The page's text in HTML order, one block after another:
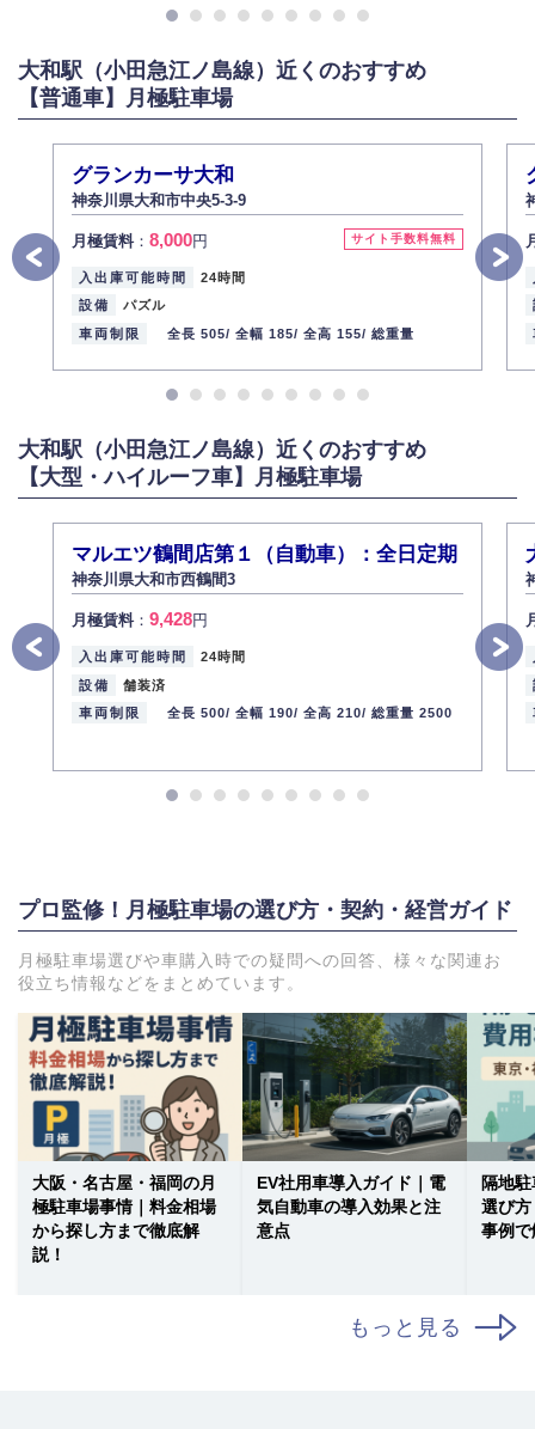
大和駅（小田急江ノ島線）近くのおすすめ
【普通車】月極駐車場
グランカーサ大和
神奈川県大和市中央5-3-9
サイト手数料無料
月極賃料： 8,000円
入出庫可能時間
24時間
設備
パズル
車両制限
全長 505/ 全幅 185/ 全高 155/ 総重量
大和駅（小田急江ノ島線）近くのおすすめ
【大型・ハイルーフ車】月極駐車場
マルエツ鶴間店第１（自動車）：全日定期
神奈川県大和市西鶴間3
月極賃料： 9,428円
入出庫可能時間
24時間
設備
舗装済
車両制限
全長 500/ 全幅 190/ 全高 210/ 総重量 2500
プロ監修！月極駐車場の選び方・契約・経営ガイド
月極駐車場選びや車購入時での疑問への回答、様々な関連お
役立ち情報などをまとめています。
大阪・名古屋・福岡の月
極駐車場事情｜料金相場
から探し方まで徹底解
説！
EV社用車導入ガイド｜電
気自動車の導入効果と注
意点
隔地
選び
事例で
もっと見る